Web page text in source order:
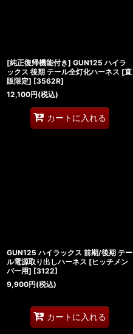
[純正復帰機能付き] GUN125 ハイラ
ックス 後期 テール全灯化ハーネス [直
販限定] [3562R]
12,100円(税込)
カートに入れる
GUN125 ハイラックス 前期/後期 テー
ル電源取り出しハーネス [ヒッチメン
バー用] [3122]
9,900円(税込)
カートに入れる